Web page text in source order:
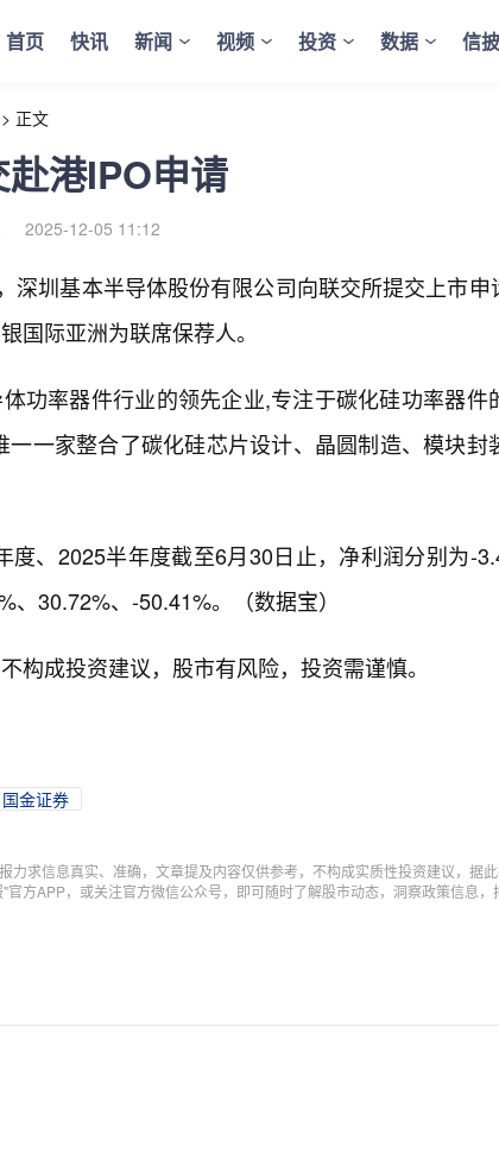
首页 快讯 新闻 视频 投资 数据 信
> 正文
港IPO申请
2025-12-05 11:12
深圳基本半导体股份有限公司向联交所提交上市
国际亚洲为联席保荐人。
功率器件行业的领先企业,专注于碳化硅功率器
一家整合了碳化硅芯片设计、晶圆制造、模块
度、2025半年度截至6月30日止，净利润分别为-
30.72%、-50.41%。（数据宝）
构成投资建议，股市有风险，投资需谨慎。
国金证券
力求信息真实、准确，文章提及内容仅供参考，不构成实质性投资建议，据
官方APP，或关注官方微信公众号，即可随时了解股市动态，洞察政策信息，